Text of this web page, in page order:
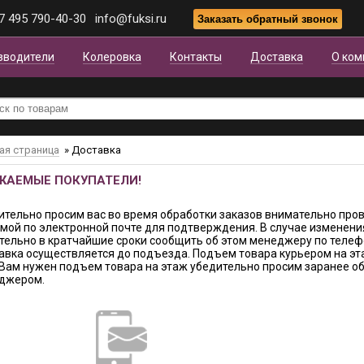
495 790-40-30 info@fuksi.ru
Колеровка Контакты Доставка О
страница » Доставка
ПОКУПАТЕЛИ!
просим вас во время обработки заказов внимательно
по электронной почте для подтверждения. В случае
в кратчайшие сроки сообщить об этом менеджеру по
осуществляется до подъезда. Подъем товара курьером на
нужен подъем товара на этаж убедительно просим заранее